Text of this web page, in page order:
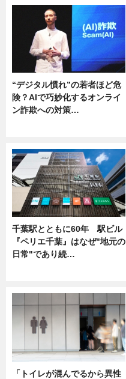
“デジタル慣れ”の若者ほど危
険？AIで巧妙化するオンライ
ン詐欺への対策…
千葉駅とともに60年 駅ビル
『ペリエ千葉』はなぜ"地元の
日常"であり続…
「トイレが混んでるから異性